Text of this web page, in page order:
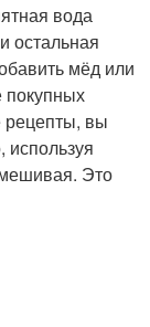
вода
остальная
мёд или
покупных
рецепты, вы
используя
Это